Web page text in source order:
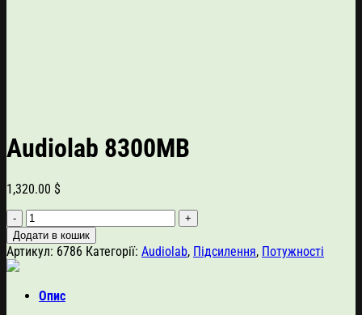
Audiolab 8300MB
1,320.00 $
Audiolab
8300MB
кількість
Додати в кошик
Артикул: 6786 Категорії: Audiolab, Підсилення, Потужності
Опис